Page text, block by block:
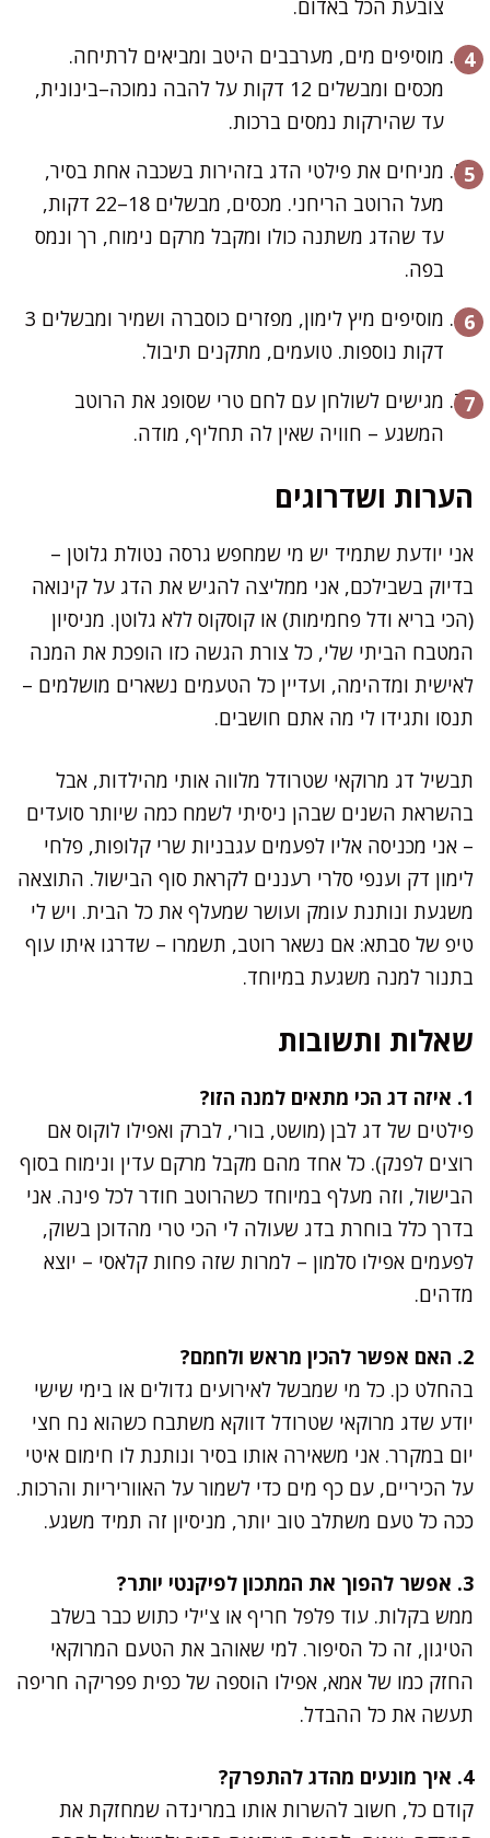
צובעת הכל באדום.
מוסיפים מים, מערבבים היטב ומביאים לרתיחה.
מכסים ומבשלים 12 דקות על להבה נמוכה–בינונית,
עד שהירקות נמסים ברכות.
מניחים את פילטי הדג בזהירות בשכבה אחת בסיר,
מעל הרוטב הריחני. מכסים, מבשלים 18–22 דקות,
עד שהדג משתנה כולו ומקבל מרקם נימוח, רך ונמס
בפה.
מוסיפים מיץ לימון, מפזרים כוסברה ושמיר ומבשלים 3
דקות נוספות. טועמים, מתקנים תיבול.
מגישים לשולחן עם לחם טרי שסופג את הרוטב
המשגע – חוויה שאין לה תחליף, מודה.
הערות ושדרוגים
אני יודעת שתמיד יש מי שמחפש גרסה נטולת גלוטן –
בדיוק בשבילכם, אני ממליצה להגיש את הדג על קינואה
(הכי בריא ודל פחמימות) או קוסקוס ללא גלוטן. מניסיון
המטבח הביתי שלי, כל צורת הגשה כזו הופכת את המנה
לאישית ומדהימה, ועדיין כל הטעמים נשארים מושלמים –
תנסו ותגידו לי מה אתם חושבים.
תבשיל דג מרוקאי שטרודל מלווה אותי מהילדות, אבל
בהשראת השנים שבהן ניסיתי לשמח כמה שיותר סועדים
– אני מכניסה אליו לפעמים עגבניות שרי קלופות, פלחי
לימון דק וענפי סלרי רעננים לקראת סוף הבישול. התוצאה
משגעת ונותנת עומק ועושר שמעלף את כל הבית. ויש לי
טיפ של סבתא: אם נשאר רוטב, תשמרו – שדרגו איתו עוף
בתנור למנה משגעת במיוחד.
שאלות ותשובות
1. איזה דג הכי מתאים למנה הזו?
פילטים של דג לבן (מושט, בורי, לברק ואפילו לוקוס אם
רוצים לפנק). כל אחד מהם מקבל מרקם עדין ונימוח בסוף
הבישול, וזה מעלף במיוחד כשהרוטב חודר לכל פינה. אני
בדרך כלל בוחרת בדג שעולה לי הכי טרי מהדוכן בשוק,
לפעמים אפילו סלמון – למרות שזה פחות קלאסי – יוצא
מדהים.
2. האם אפשר להכין מראש ולחמם?
בהחלט כן. כל מי שמבשל לאירועים גדולים או בימי שישי
יודע שדג מרוקאי שטרודל דווקא משתבח כשהוא נח חצי
יום במקרר. אני משאירה אותו בסיר ונותנת לו חימום איטי
על הכיריים, עם כף מים כדי לשמור על האווריריות והרכות.
ככה כל טעם משתלב טוב יותר, מניסיון זה תמיד משגע.
3. אפשר להפוך את המתכון לפיקנטי יותר?
ממש בקלות. עוד פלפל חריף או צ'ילי כתוש כבר בשלב
הטיגון, זה כל הסיפור. למי שאוהב את הטעם המרוקאי
החזק כמו של אמא, אפילו הוספה של כפית פפריקה חריפה
תעשה את כל ההבדל.
4. איך מונעים מהדג להתפרק?
קודם כל, חשוב להשרות אותו במרינדה שמחזקת את